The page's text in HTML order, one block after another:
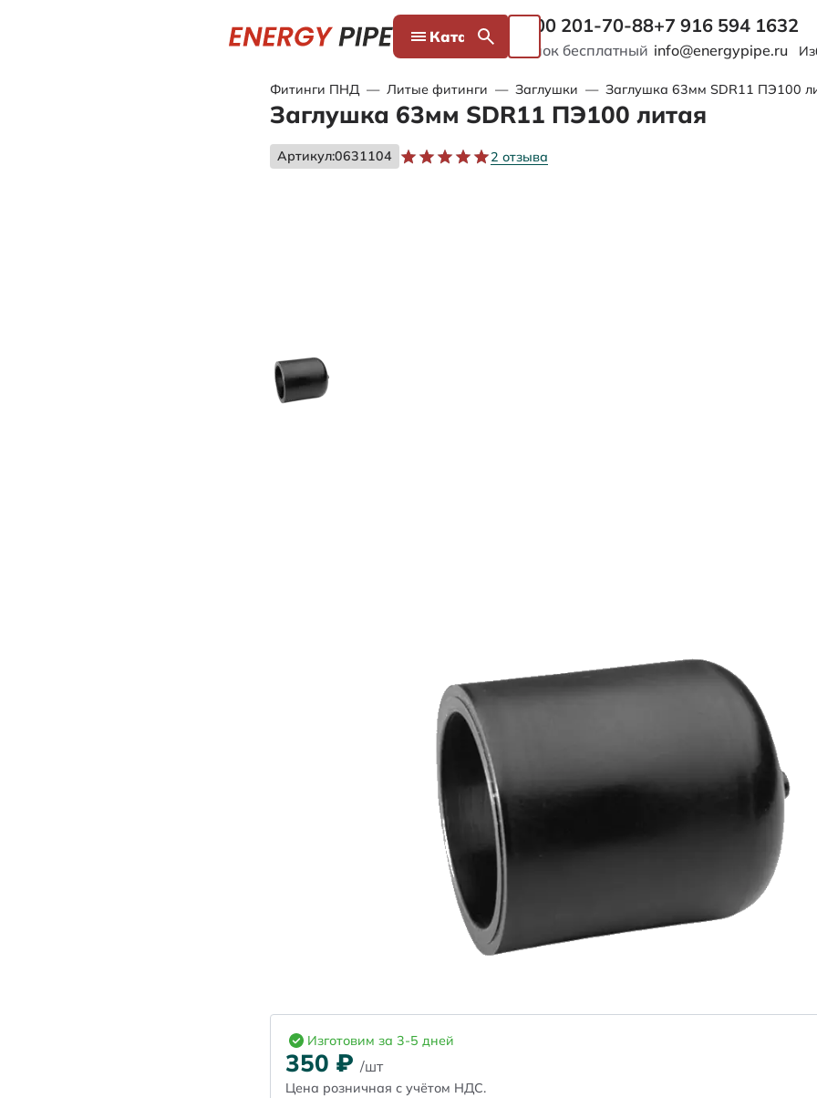
Каталог 8 800 201-70-88
Звонок бесплатный
+7 916 594 1632
info@energypipe.ru
Фитинги ПНД — Литые фитинги — Заглушки — Заглушка 63мм SDR11 ПЭ100
Заглушка 63мм SDR11 ПЭ100 литая
Артикул:0631104 2 отзыва
Изготовим за 3-5 дней
350 ₽ /шт
Цена розничная с учётом НДС.